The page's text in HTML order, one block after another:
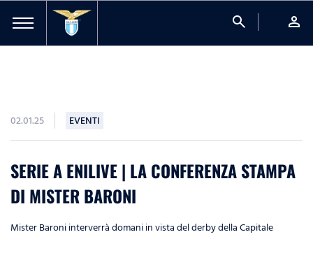
search person
02.01.25 EVENTI
SERIE A ENILIVE | LA CONFERENZA STAMPA
DI MISTER BARONI
Mister Baroni interverrà domani in vista del derby della Capitale